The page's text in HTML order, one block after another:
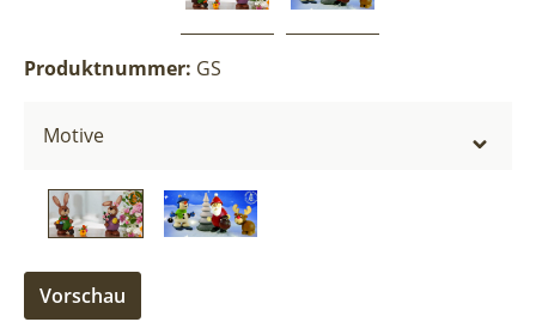
Produktnummer: GS
Motive
Vorschau